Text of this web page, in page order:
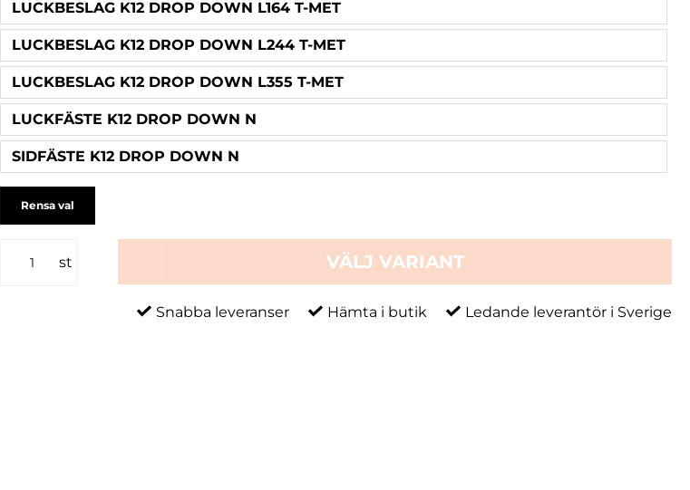
LUCKBESLAG K12 DROP DOWN L164 T-MET
LUCKBESLAG K12 DROP DOWN L244 T-MET
LUCKBESLAG K12 DROP DOWN L355 T-MET
LUCKFÄSTE K12 DROP DOWN N
SIDFÄSTE K12 DROP DOWN N
Rensa val
st VÄLJ VARIANT
Snabba leveranser Hämta i butik Ledande leverantör i Sverige